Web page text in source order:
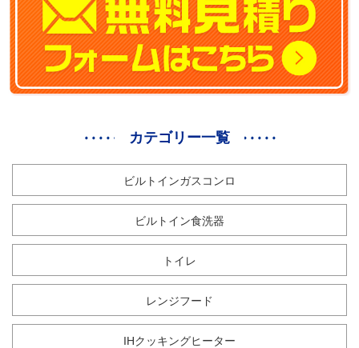
カテゴリー一覧
ビルトインガスコンロ
ビルトイン食洗器
トイレ
レンジフード
IHクッキングヒーター